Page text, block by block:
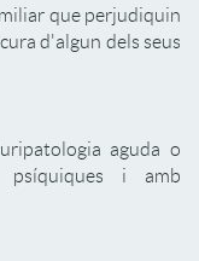
que perjudiquin
d'algun dels seus
aguda o
psíquiques i amb